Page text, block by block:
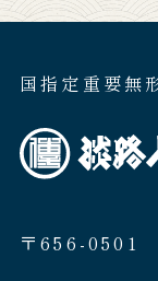
国指定重要無
〒656-0501